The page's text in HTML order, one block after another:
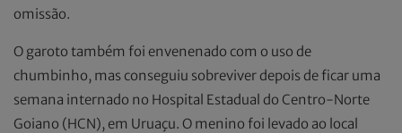
omissão.
O garoto também foi envenenado com o uso de
chumbinho, mas conseguiu sobreviver depois de ficar uma
semana internado no Hospital Estadual do Centro-Norte
Goiano (HCN), em Uruaçu. O menino foi levado ao local